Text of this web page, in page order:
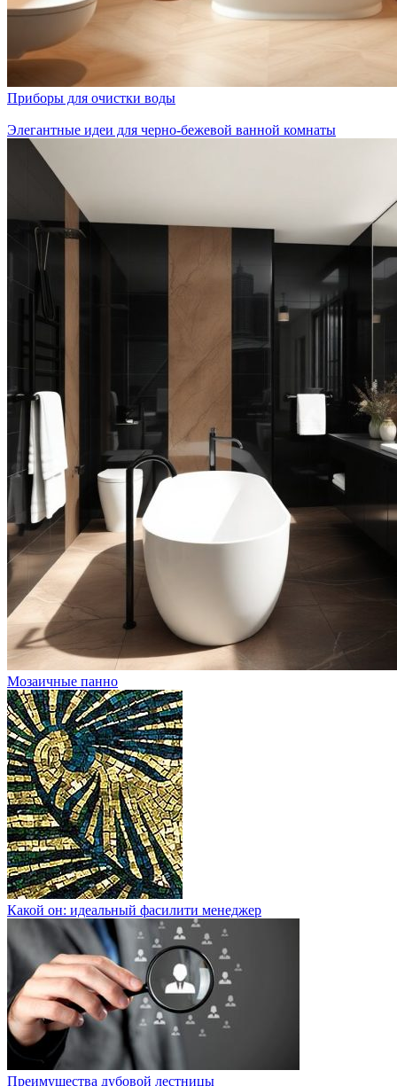
Приборы для очистки воды
Элегантные идеи для черно-бежевой ванной комнаты
Мозаичные панно
Какой он: идеальный фасилити менеджер
Преимущества дубовой лестницы